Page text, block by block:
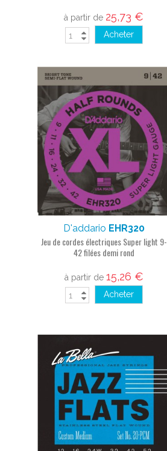
à partir de 25,73 €
Acheter
D'addario EHR320
Jeu de cordes électriques Super light 9-
42 filées demi rond
à partir de 15,26 €
Acheter